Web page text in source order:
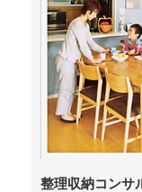
整理収納コンサ